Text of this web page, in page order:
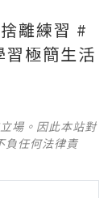
離練習 #
極簡生活
場。因此本站對
負任何法律責